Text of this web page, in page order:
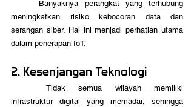
meningkatkan risiko kebocoran data dan
serangan siber. Hal ini menjadi perhatian utama
dalam penerapan IoT.
2. Kesenjangan Teknologi
infrastruktur digital yang memadai, sehingga